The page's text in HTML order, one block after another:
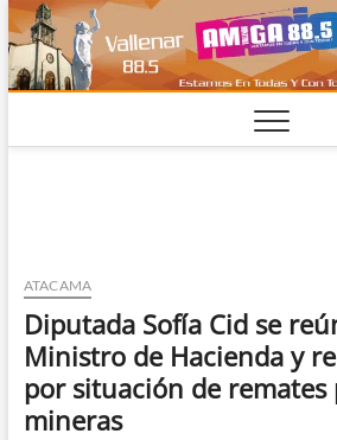
Saltar
al
contenido
ATACAMA
Diputada Sofía Cid se
Ministro de Hacienda y
por situación de remates
mineras